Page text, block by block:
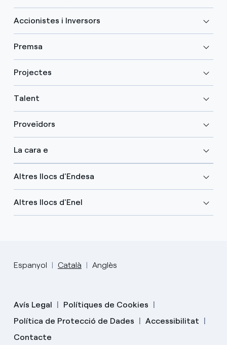
Accionistes i Inversors
Premsa
Projectes
Talent
Proveïdors
La cara e
Altres llocs d'Endesa
Altres llocs d'Enel
Espanyol Català Anglès
Avís Legal
Polítiques de Cookies
Política de Protecció de Dades
Accessibilitat
Contacte